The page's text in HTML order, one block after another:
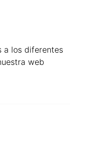
a los diferentes
web